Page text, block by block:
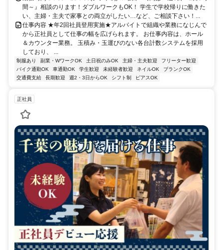
間～』相談のります！ダブルワークもOK！ 学生で学校帰りに働きた
い、主婦・主夫で家事との両立がしたい…など、ご相談下さい！...
仕事内容 ★年2回社員登用実施★アルバイトで組織や業務になじんで
から正社員として仕事の幅を広げられます。 お仕事内容は、ホール
＆カウンター業務。 玉積み・玉運びのない各台計数システムを採用
しており、 ...
制服あり 副業・WワークOK 土日祝のみOK 主婦・主夫歓迎
フリーター歓迎
バイク通勤OK
車通勤OK 学生歓迎 未経験者歓迎 ネイルOK
ブランクOK
交通費支給
長期歓迎 週2・3日からOK シフト制 ピアスOK
正社員